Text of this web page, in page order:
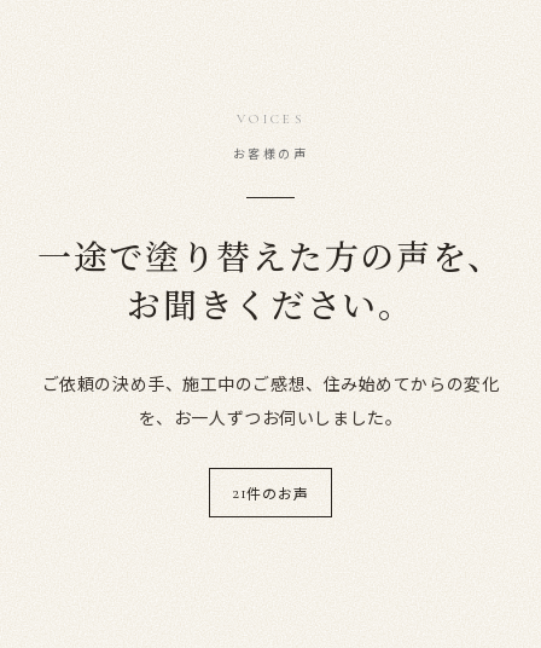
VOICES
お客様の声
一途で塗り替えた方の声を、
お聞きください。
ご依頼の決め手、施工中のご感想、住み始めてからの変化
を、お一人ずつお伺いしました。
21件のお声